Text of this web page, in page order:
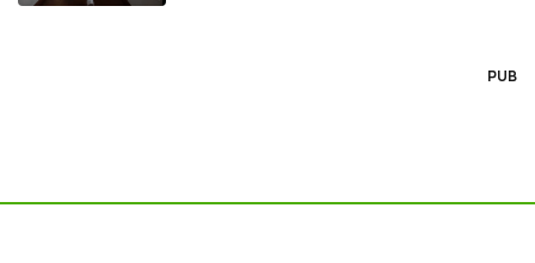
PUB